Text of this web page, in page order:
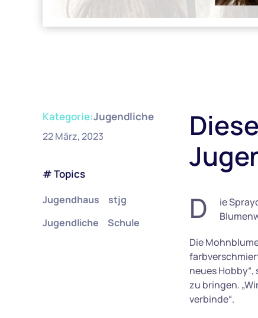
Kategorie:Jugendliche
22 März, 2023
# Topics
Jugendhaus
stjg
Jugendliche
Schule D
ie
Die
neues
zu bringen.
verbinde“.